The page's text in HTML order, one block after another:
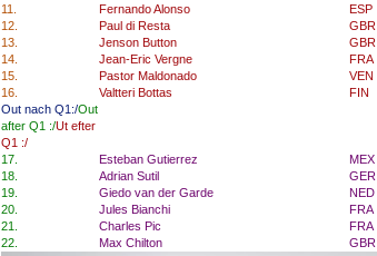
11.
Fernando Alonso ESP
12.
Paul di Resta GBR
13.
Jenson Button GBR
14.
Jean-Eric Vergne FRA
15.
Pastor Maldonado VEN
16.
Valtteri Bottas FIN
Out nach Q1:/Out
after Q1 :/Ut efter
Q1 :/
17.
Esteban Gutierrez MEX
18.
Adrian Sutil GER
19.
Giedo van der Garde NED
20.
Jules Bianchi FRA
21.
Charles Pic FRA
22.
Max Chilton GBR